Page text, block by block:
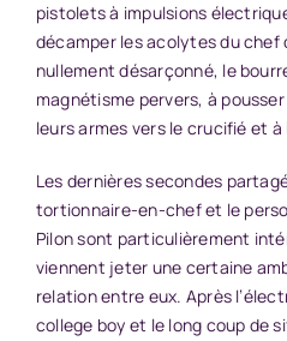
pistolets à impulsions
décamper les acolytes du chef
nullement désarçonné, le
magnétisme pervers, à
leurs armes vers le crucifié et
Les dernières secondes
tortionnaire-en-chef et le
Pilon sont particulièrement
viennent jeter une certaine
relation entre eux. Après
college boy et le long coup de